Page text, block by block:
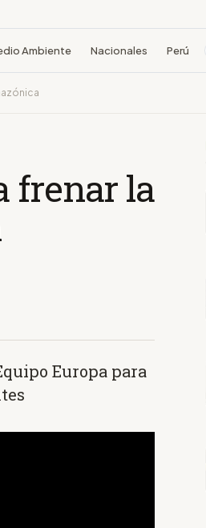
Ambiente Nacionales Perú
frenar la
Europa para